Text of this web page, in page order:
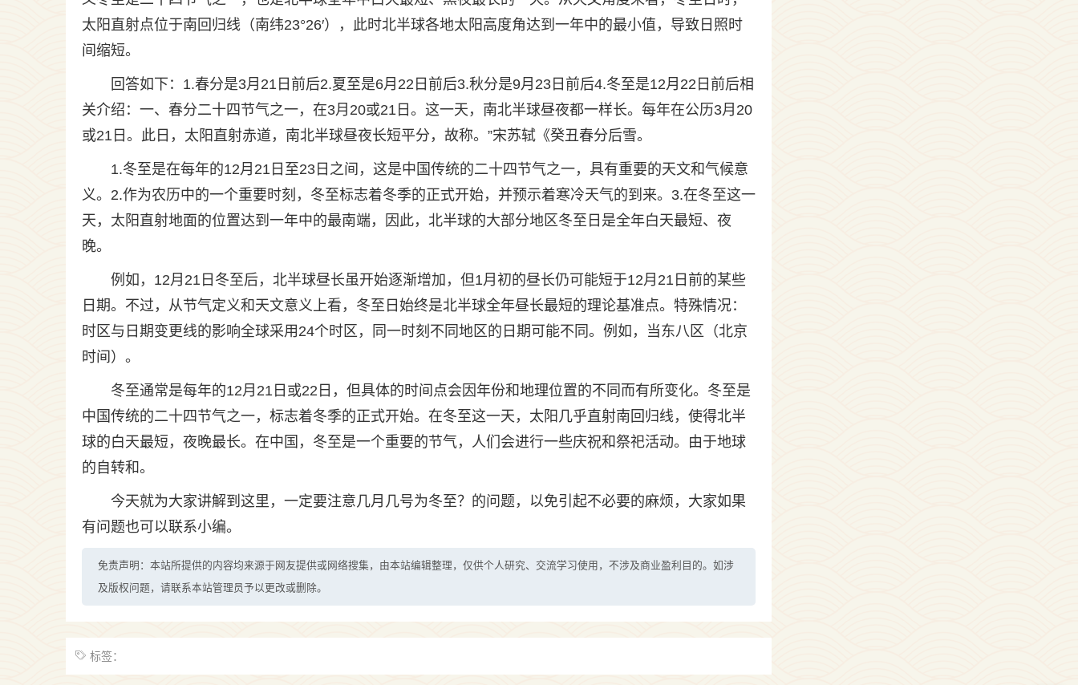
太阳直射点位于南回归线（南纬23°26′），此时北半球各地太阳高度角达到一年中的最小值，导致日照时
间缩短。
回答如下：1.春分是3月21日前后2.夏至是6月22日前后3.秋分是9月23日前后4.冬至是12月22日前后相
关介绍：一、春分二十四节气之一，在3月20或21日。这一天，南北半球昼夜都一样长。每年在公历3月20
或21日。此日，太阳直射赤道，南北半球昼夜长短平分，故称。”宋苏轼《癸丑春分后雪。
1.冬至是在每年的12月21日至23日之间，这是中国传统的二十四节气之一，具有重要的天文和气候意
义。2.作为农历中的一个重要时刻，冬至标志着冬季的正式开始，并预示着寒冷天气的到来。3.在冬至这一
天，太阳直射地面的位置达到一年中的最南端，因此，北半球的大部分地区冬至日是全年白天最短、夜
晚。
例如，12月21日冬至后，北半球昼长虽开始逐渐增加，但1月初的昼长仍可能短于12月21日前的某些
日期。不过，从节气定义和天文意义上看，冬至日始终是北半球全年昼长最短的理论基准点。特殊情况：
时区与日期变更线的影响全球采用24个时区，同一时刻不同地区的日期可能不同。例如，当东八区（北京
时间）。
冬至通常是每年的12月21日或22日，但具体的时间点会因年份和地理位置的不同而有所变化。冬至是
中国传统的二十四节气之一，标志着冬季的正式开始。在冬至这一天，太阳几乎直射南回归线，使得北半
球的白天最短，夜晚最长。在中国，冬至是一个重要的节气，人们会进行一些庆祝和祭祀活动。由于地球
的自转和。
今天就为大家讲解到这里，一定要注意几月几号为冬至？的问题，以免引起不必要的麻烦，大家如果
有问题也可以联系小编。
免责声明：本站所提供的内容均来源于网友提供或网络搜集，由本站编辑整理，仅供个人研究、交流学习使用，不涉及商业盈利目的。如涉
及版权问题，请联系本站管理员予以更改或删除。
标签：